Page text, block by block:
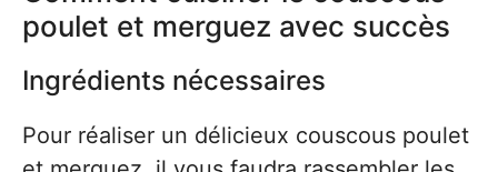
poulet et merguez avec succès
Ingrédients nécessaires
Pour réaliser un délicieux couscous poulet